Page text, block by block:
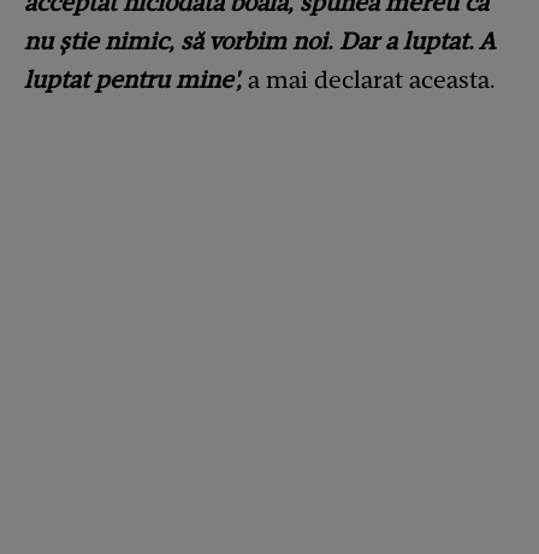
nu știe nimic, să vorbim noi. Dar a luptat. A
luptat pentru mine', a mai declarat aceasta.